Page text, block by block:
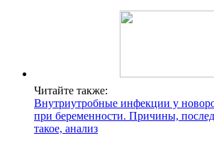
Читайте также:
Внутриутробные инфекции у
при беременности. Причины,
такое, анализ